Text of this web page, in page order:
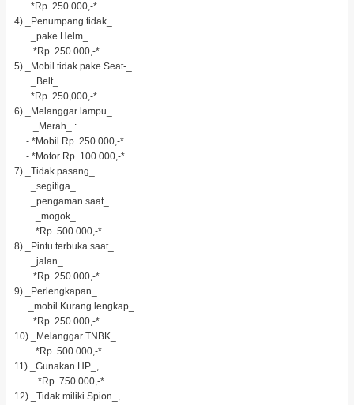
*Rp. 250.000,-*
4) _Penumpang tidak_
_pake Helm_
*Rp. 250.000,-*
5) _Mobil tidak pake Seat-_
_Belt_
*Rp. 250,000,-*
6) _Melanggar lampu_
_Merah_ :
- *Mobil Rp. 250.000,-*
- *Motor Rp. 100.000,-*
7) _Tidak pasang_
_segitiga_
_pengaman saat_
_mogok_
*Rp. 500.000,-*
8) _Pintu terbuka saat_
_jalan_
*Rp. 250.000,-*
9) _Perlengkapan_
_mobil Kurang lengkap_
*Rp. 250.000,-*
10) _Melanggar TNBK_
*Rp. 500.000,-*
11) _Gunakan HP_,
*Rp. 750.000,-*
12) _Tidak miliki Spion_,